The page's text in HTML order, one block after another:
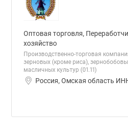
Оптовая торговля,
хозяйство
Производственно-торговая
зерновых (кроме риса),
масличных культур (01.11)
Россия, Омская область